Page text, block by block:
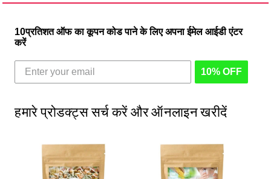
10प्रतिशत ऑफ का कूपन कोड पाने के लिए अपना ईमेल आईडी एंटर
करें
10% OFF
हमारे प्रोडक्ट्स सर्च करें और ऑनलाइन खरीदें